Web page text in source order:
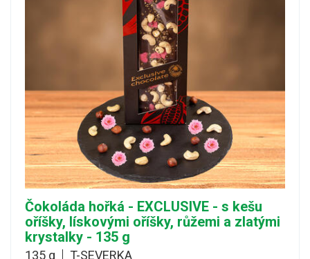
Čokoláda hořká - EXCLUSIVE - s kešu
oříšky, lískovými oříšky, růžemi a zlatými
krystalky - 135 g
135 g T-SEVERKA